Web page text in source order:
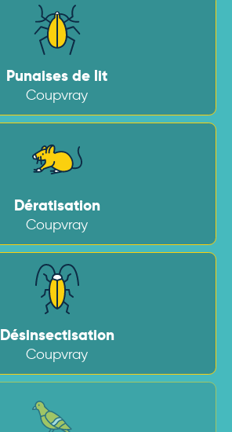
Punaises de lit
Coupvray
Dératisation
Coupvray
Désinsectisation
Coupvray